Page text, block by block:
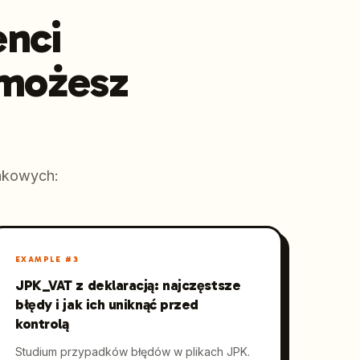
EXAMPLE # 3
JPK_VAT z deklaracją: najczęstsze
błędy i jak ich uniknąć przed
kontrolą
Studium przypadków błędów w plikach JPK.